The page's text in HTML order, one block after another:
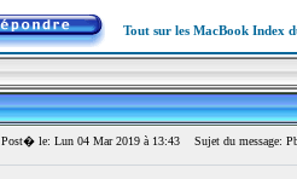
Tout sur les MacBook Index
Post� le: Lun 04 Mar 2019 à 13:43 Sujet du message: